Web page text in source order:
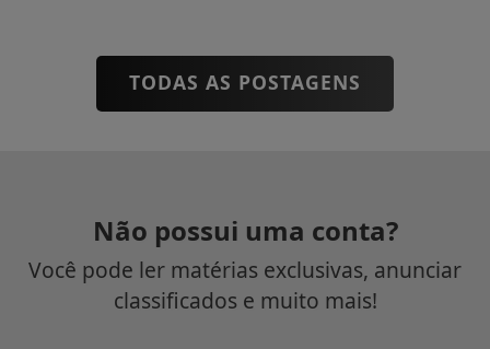
TODAS AS POSTAGENS
Não possui uma conta?
Você pode ler matérias exclusivas, anunciar
classificados e muito mais!